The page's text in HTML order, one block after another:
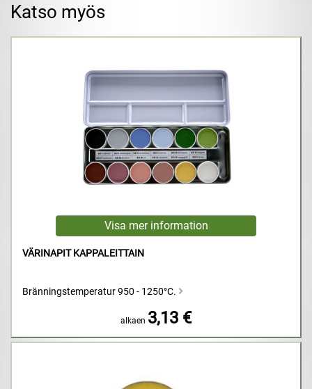
Katso myös
VÄRINAPIT KAPPALEITTAIN
Bränningstemperatur 950 - 1250°C.
alkaen 3,13 €